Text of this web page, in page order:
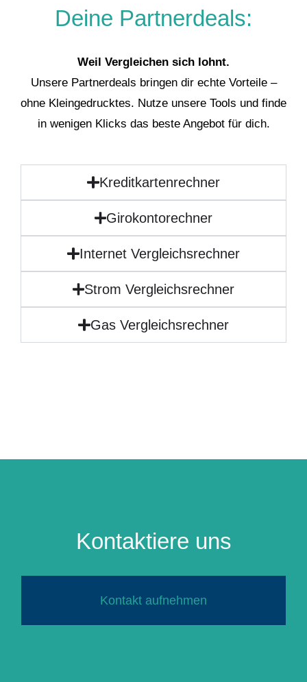
Deine Partnerdeals:
Weil Vergleichen sich lohnt.
Unsere Partnerdeals bringen dir echte Vorteile –
ohne Kleingedrucktes. Nutze unsere Tools und finde
in wenigen Klicks das beste Angebot für dich.
Kreditkartenrechner
Girokontorechner
Internet Vergleichsrechner
Strom Vergleichsrechner
Gas Vergleichsrechner
Kontaktiere uns
Kontakt aufnehmen